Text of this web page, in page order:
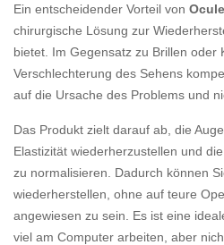
Ein entscheidender Vorteil von
chirurgische Lösung zur
bietet. Im Gegensatz zu Brillen oder
Verschlechterung des Sehens
auf die Ursache des Problems und
Das Produkt zielt darauf ab, die
Elastizität wiederherzustellen und
zu normalisieren. Dadurch können
wiederherstellen, ohne auf teure
angewiesen zu sein. Es ist eine
viel am Computer arbeiten, aber